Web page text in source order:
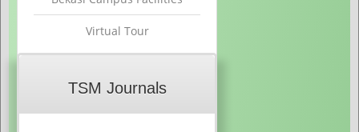
Virtual Tour
TSM Journals